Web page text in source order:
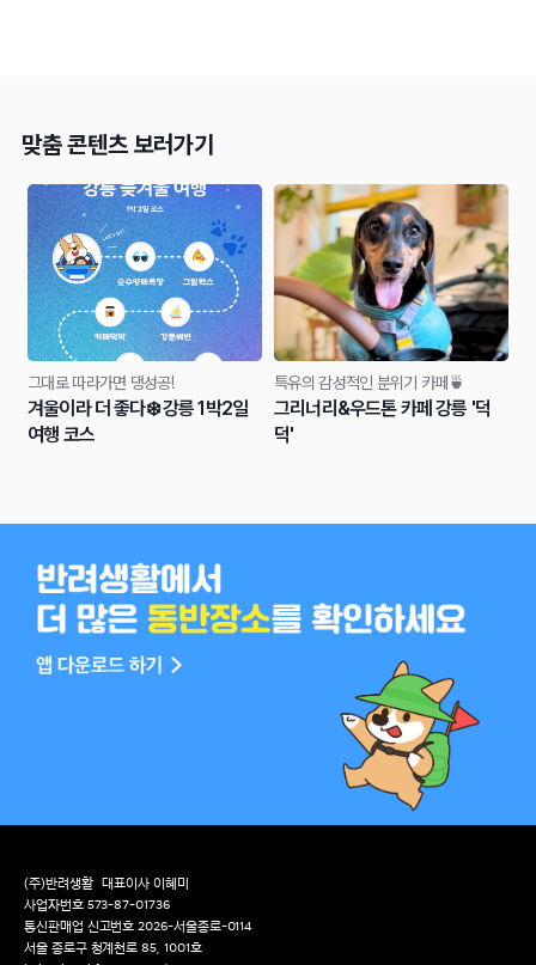
맞춤 콘텐츠 보러가기
그대로 따라가면 댕성공!
겨울이라 더 좋다❄️ 강릉 1박2일
여행 코스
특유의 감성적인 분위기 카페🍵
그리너리&우드톤 카페 강릉 '덕
덕'
(주)반려생활
대표이사 이혜미
사업자번호 573-87-01736
통신판매업 신고번호 2026-서울종로-0114
서울 종로구 청계천로 85, 1001호